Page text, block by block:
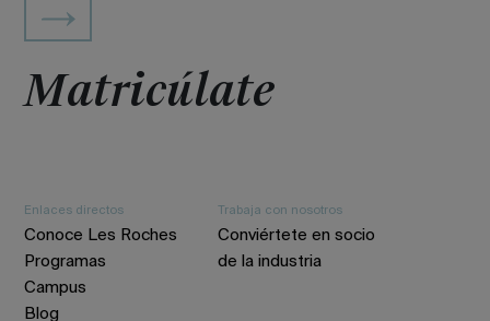
Matricúlate
Enlaces directos
Conoce Les Roches
Programas
Campus
Blog
Trabaja con nosotros
Conviértete en socio
de la industria